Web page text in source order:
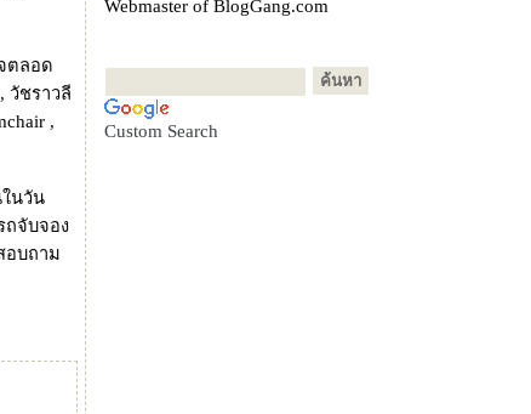
ตลอด
วัชราวลี
,
นวัน
ถจับจอง
อบถาม
Webmaster of BlogGang.com
Custom Search